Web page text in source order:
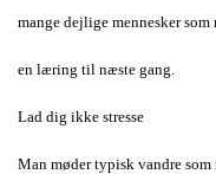
mange dejlige mennesker
en læring til næste gang.
Lad dig ikke stresse
Man møder typisk vandre